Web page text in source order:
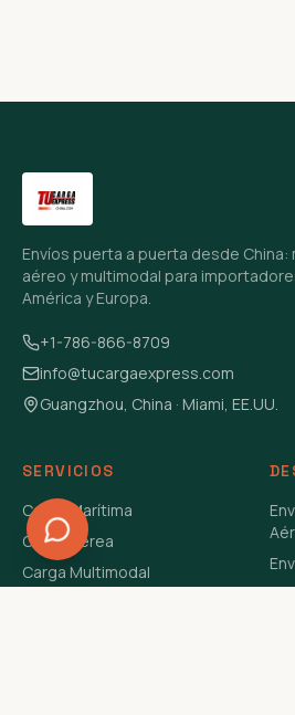
Envíos puerta a puerta desde China:
aéreo y multimodal para
América y Europa.
+1-786-866-8709
info@tucargaexpress.com
Guangzhou, China · Miami, EE.UU.
SERVICIOS
Carga Marítima
Carga Aérea
Carga Multimodal